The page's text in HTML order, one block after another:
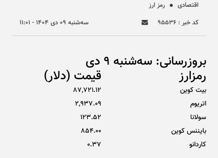
اقتصادی
رمز ارز
کد خبر : ۹۵۵۳۶
سه‌شنبه ۰۹ دی ۱۴۰۴ - ۱۱:۰۱
بروزرسانی: سه‌شنبه 9 دی
رمزارز قیمت (دلار)
بیت کوین
87,721.12
اتریوم
2,937.09
سولانا
123.52
بایننس کوین
854.00
کاردانو
0.37